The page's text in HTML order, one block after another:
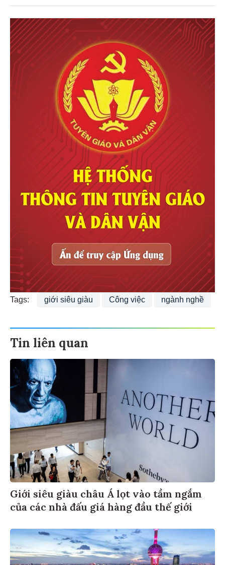
Tags: giới siêu giàu Công việc ngành nghề
Tin liên quan
Giới siêu giàu châu Á lọt vào tầm ngắm
của các nhà đấu giá hàng đầu thế giới